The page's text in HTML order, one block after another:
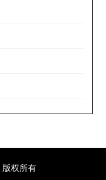
版权所有